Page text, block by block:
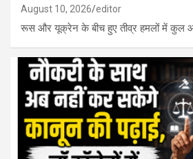
August 10, 2026 editor
रूस और यूक्रेन के बीच हुए तीव्र हमलों में कुल